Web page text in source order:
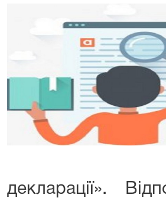
декларації».